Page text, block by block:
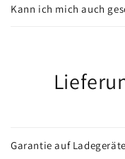
Kann ich mich auch
Garantie auf Ladegeräte